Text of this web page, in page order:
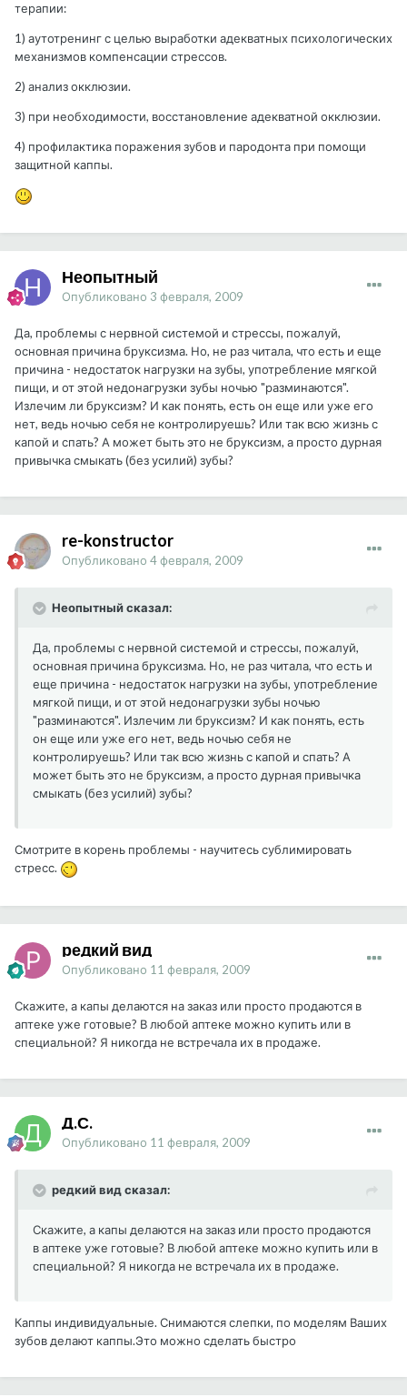
терапии:
1) аутотренинг с целью выработки адекватных психологических
механизмов компенсации стрессов.
2) анализ окклюзии.
3) при необходимости, восстановление адекватной окклюзии.
4) профилактика поражения зубов и пародонта при помощи
защитной каппы.
Неопытный
Опубликовано 3 февраля, 2009
Да, проблемы с нервной системой и стрессы, пожалуй,
основная причина бруксизма. Но, не раз читала, что есть и еще
причина - недостаток нагрузки на зубы, употребление мягкой
пищи, и от этой недонагрузки зубы ночью "разминаются".
Излечим ли бруксизм? И как понять, есть он еще или уже его
нет, ведь ночью себя не контролируешь? Или так всю жизнь с
капой и спать? А может быть это не бруксизм, а просто дурная
привычка смыкать (без усилий) зубы?
re-konstructor
Опубликовано 4 февраля, 2009
Неопытный сказал:
Да, проблемы с нервной системой и стрессы, пожалуй,
основная причина бруксизма. Но, не раз читала, что есть и
еще причина - недостаток нагрузки на зубы, употребление
мягкой пищи, и от этой недонагрузки зубы ночью
"разминаются". Излечим ли бруксизм? И как понять, есть
он еще или уже его нет, ведь ночью себя не
контролируешь? Или так всю жизнь с капой и спать? А
может быть это не бруксизм, а просто дурная привычка
смыкать (без усилий) зубы?
Смотрите в корень проблемы - научитесь сублимировать
стресс.
редкий вид
Опубликовано 11 февраля, 2009
Скажите, а капы делаются на заказ или просто продаются в
аптеке уже готовые? В любой аптеке можно купить или в
специальной? Я никогда не встречала их в продаже.
Д.С.
Опубликовано 11 февраля, 2009
редкий вид сказал:
Скажите, а капы делаются на заказ или просто продаются
в аптеке уже готовые? В любой аптеке можно купить или в
специальной? Я никогда не встречала их в продаже.
Каппы индивидуальные. Снимаются слепки, по моделям Ваших
зубов делают каппы.Это можно сделать быстро